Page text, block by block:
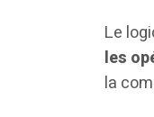
Le
les
la